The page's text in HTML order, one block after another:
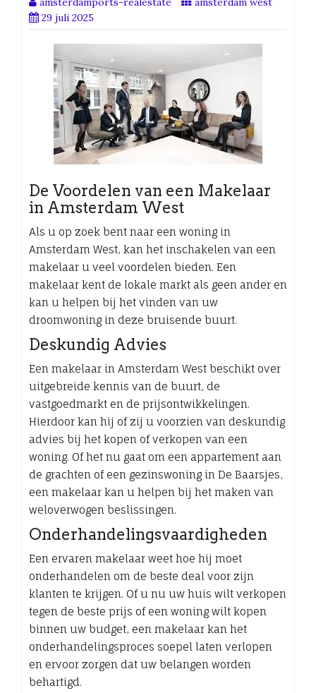
29 juli 2025
De Voordelen van een Makelaar
in Amsterdam West
Als u op zoek bent naar een woning in
Amsterdam West, kan het inschakelen van een
makelaar u veel voordelen bieden. Een
makelaar kent de lokale markt als geen ander en
kan u helpen bij het vinden van uw
droomwoning in deze bruisende buurt.
Deskundig Advies
Een makelaar in Amsterdam West beschikt over
uitgebreide kennis van de buurt, de
vastgoedmarkt en de prijsontwikkelingen.
Hierdoor kan hij of zij u voorzien van deskundig
advies bij het kopen of verkopen van een
woning. Of het nu gaat om een appartement aan
de grachten of een gezinswoning in De Baarsjes,
een makelaar kan u helpen bij het maken van
weloverwogen beslissingen.
Onderhandelingsvaardigheden
Een ervaren makelaar weet hoe hij moet
onderhandelen om de beste deal voor zijn
klanten te krijgen. Of u nu uw huis wilt verkopen
tegen de beste prijs of een woning wilt kopen
binnen uw budget, een makelaar kan het
onderhandelingsproces soepel laten verlopen
en ervoor zorgen dat uw belangen worden
behartigd.